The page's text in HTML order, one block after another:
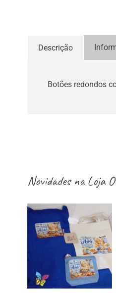
Descrição
Botões redondos
Novidades naLoja
aventais / Sacos
/ necessaires /
estojos / porta-
moedas dia dos
avós – vários
modelos